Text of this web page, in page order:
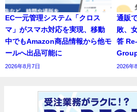
EC一元管理システム「クロス
マ」がスマホ対応を実現、移動
中でもAmazon商品情報から他モ
ールへ出品可能に
2026年8月7日
通販
敗、
答
2026年